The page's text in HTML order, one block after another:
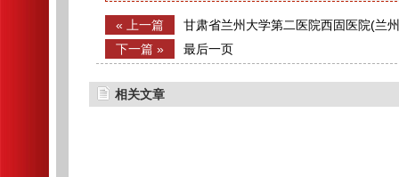
« 上一篇 甘肃省兰州大学第二医院西固医院(兰
医院)信息系统工程师招聘启事
下一篇 » 最后一页
相关文章